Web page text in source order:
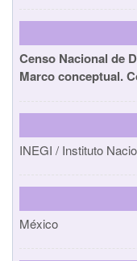
Censo Nacional de
Marco conceptual.
INEGI / Instituto
México